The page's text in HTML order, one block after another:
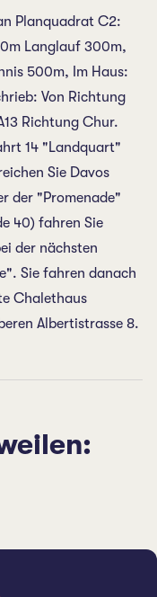
Planquadrat C2:
Langlauf 300m,
500m, Im Haus:
Von Richtung
Richtung Chur.
14 "Landquart"
Sie Davos
der "Promenade"
40) fahren Sie
der nächsten
Sie fahren danach
Chalethaus
Albertistrasse 8.